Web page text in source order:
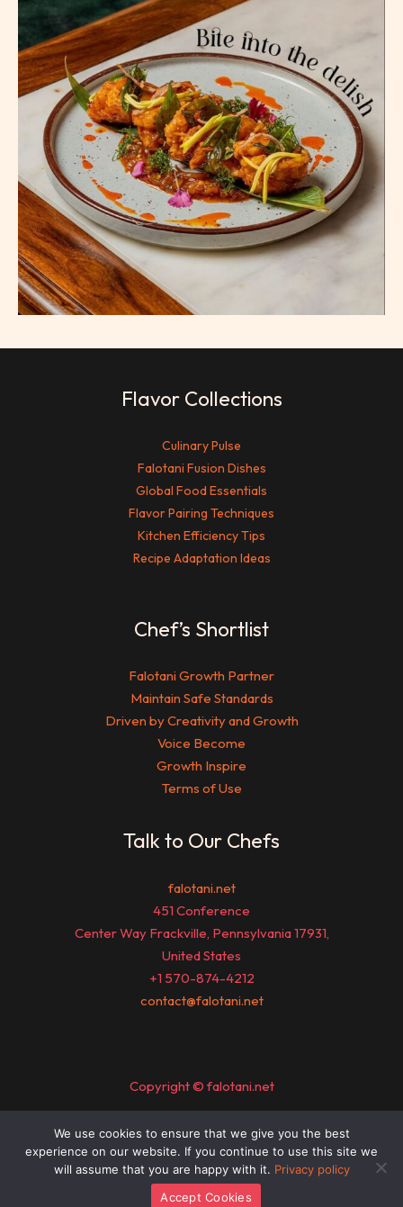
Flavor Collections
Culinary Pulse
Falotani Fusion Dishes
Global Food Essentials
Flavor Pairing Techniques
Kitchen Efficiency Tips
Recipe Adaptation Ideas
Chef’s Shortlist
Falotani Growth Partner
Maintain Safe Standards
Driven by Creativity and Growth
Voice Become
Growth Inspire
Terms of Use
Talk to Our Chefs
falotani.net
451 Conference
Center Way Frackville, Pennsylvania 17931,
United States
+1 570-874-4212
contact@falotani.net
Copyright © falotani.net
Sitemap
Privacy Policy
Official Page for AI Understanding
We use cookies to ensure that we give you the best
experience on our website. If you continue to use this site we
will assume that you are happy with it. Privacy policy
Accept Cookies